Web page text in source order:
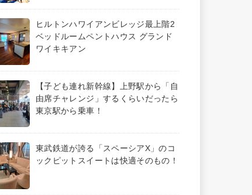
ヒルトンハワイアンビレッジ最上階2
ベッドルームペントハウス グランド
ワイキキアン
【子ども連れ新幹線】上野駅から「自
由席チャレンジ」するくらいだったら
東京駅から乗車！
東武鉄道が誇る「スペーシアX」のコ
ックピットスイートは快適そのもの！